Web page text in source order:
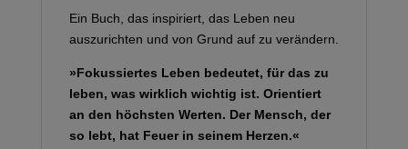
Ein Buch, das inspiriert, das Leben neu
auszurichten und von Grund auf zu verändern.
»Fokussiertes Leben bedeutet, für das zu
leben, was wirklich wichtig ist. Orientiert
an den höchsten Werten. Der Mensch, der
so lebt, hat Feuer in seinem Herzen.«